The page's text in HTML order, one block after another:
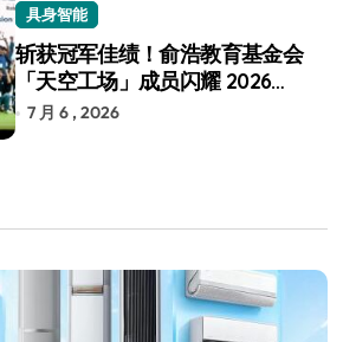
具身智能
斩获冠军佳绩！俞浩教育基金会
「天空工场」成员闪耀 2026
RoboCup 机器人世界杯
7 月 6 , 2026